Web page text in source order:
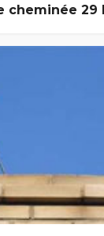
cheminée 29